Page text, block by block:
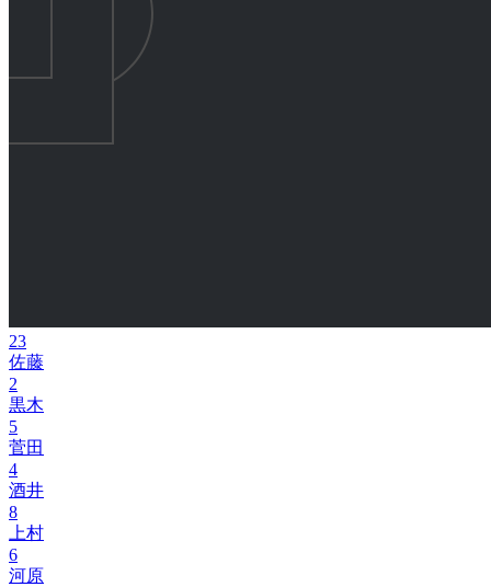
23
佐藤
2
黒木
5
菅田
4
酒井
8
上村
6
河原